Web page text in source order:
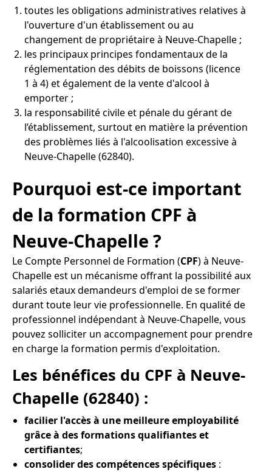
toutes les obligations administratives relatives à
l'ouverture d'un établissement ou au
changement de propriétaire à Neuve-Chapelle ;
les principaux principes fondamentaux de la
réglementation des débits de boissons (licence
1 à 4) et également de la vente d'alcool à
emporter ;
la responsabilité civile et pénale du gérant de
l’établissement, surtout en matière la prévention
des problèmes liés à l'alcoolisation excessive à
Neuve-Chapelle (62840).
Pourquoi est-ce important
de la formation CPF à
Neuve-Chapelle ?
Le Compte Personnel de Formation (CPF) à Neuve-
Chapelle est un mécanisme offrant la possibilité aux
salariés etaux demandeurs d'emploi de se former
durant toute leur vie professionnelle. En qualité de
professionnel indépendant à Neuve-Chapelle, vous
pouvez solliciter un accompagnement pour prendre
en charge la formation permis d'exploitation.
Les bénéfices du CPF à Neuve-
Chapelle (62840) :
facilier l'accès à une meilleure employabilité
grâce à des formations qualifiantes et
certifiantes;
consolider des compétences spécifiques :